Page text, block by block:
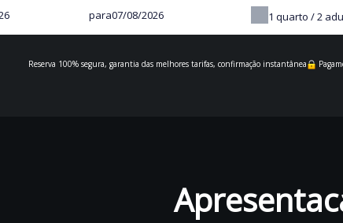
para 1 quarto /2
Reserva 100% segura, garantia das melhores tarifas, confirmação instantânea